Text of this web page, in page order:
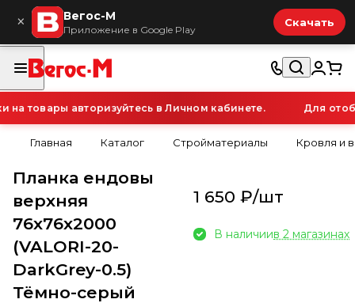
× Вегос-М
Приложение в Google Play
Скачать
товары авторизуйтесь в Личном кабинете. Для
Главная Каталог Стройматериалы Кровля и
Планка ендовы
верхняя
76х76х2000
(VALORI-20-
DarkGrey-0.5)
Тёмно-серый
1 650 ₽/шт
В наличиив 2 магазинах